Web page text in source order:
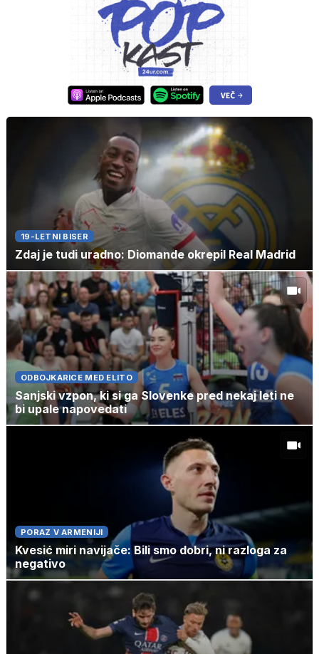
19-LETNI BISER
Zdaj je tudi uradno: Diomande okrepil Real Madrid
ODBOJKARICE MED ELITO
Sanjski vzpon, ki si ga Slovenke pred nekaj leti ne
bi upale napovedati
PORAZ V ARMENIJI
Kvesić miri navijače: Bili smo dobri, ni razloga za
negativo